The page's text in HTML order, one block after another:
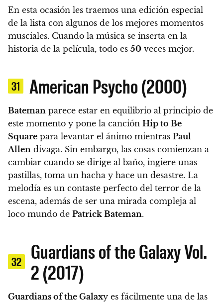
En esta ocasión les traemos una edición especial
de la lista con algunos de los mejores momentos
musciales. Cuando la música se inserta en la
historia de la película, todo es 50 veces mejor.
31 American Psycho (2000)
Bateman parece estar en equilibrio al principio de
este momento y pone la canción Hip to Be
Square para levantar el ánimo mientras Paul
Allen divaga. Sin embargo, las cosas comienzan a
cambiar cuando se dirige al baño, ingiere unas
pastillas, toma un hacha y hace un desastre. La
melodía es un contaste perfecto del terror de la
escena, además de ser una mirada compleja al
loco mundo de Patrick Bateman.
32
Guardians of the Galaxy Vol.
2 (2017)
Guardians of the Galaxy es fácilmente una de las